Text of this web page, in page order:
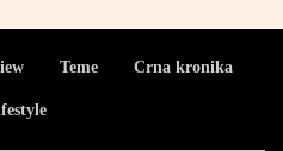
Teme Crna kronika